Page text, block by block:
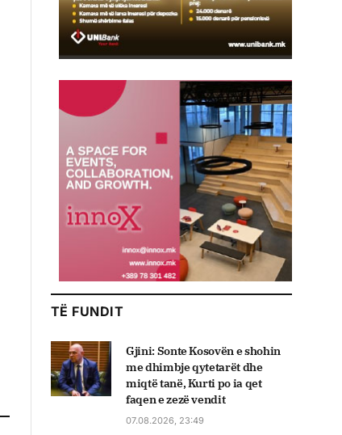
TË FUNDIT
Gjini: Sonte Kosovën e shohin
me dhimbje qytetarët dhe
miqtë tanë, Kurti po ia qet
faqen e zezë vendit
07.08.2026, 23:49